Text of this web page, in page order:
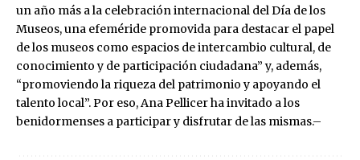
un año más a la celebración internacional del Día de los
Museos, una efeméride promovida para destacar el papel
de los museos como espacios de intercambio cultural, de
conocimiento y de participación ciudadana” y, además,
“promoviendo la riqueza del patrimonio y apoyando el
talento local”. Por eso, Ana Pellicer ha invitado a los
benidormenses a participar y disfrutar de las mismas.–